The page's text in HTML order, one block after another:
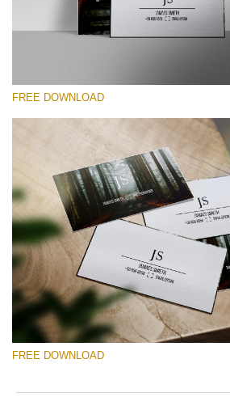
Lütfen seçin
Free Template #25
Senior Price List
Ücretsiz indirin
FREE DOWNLOAD
FREE DOWNLOAD